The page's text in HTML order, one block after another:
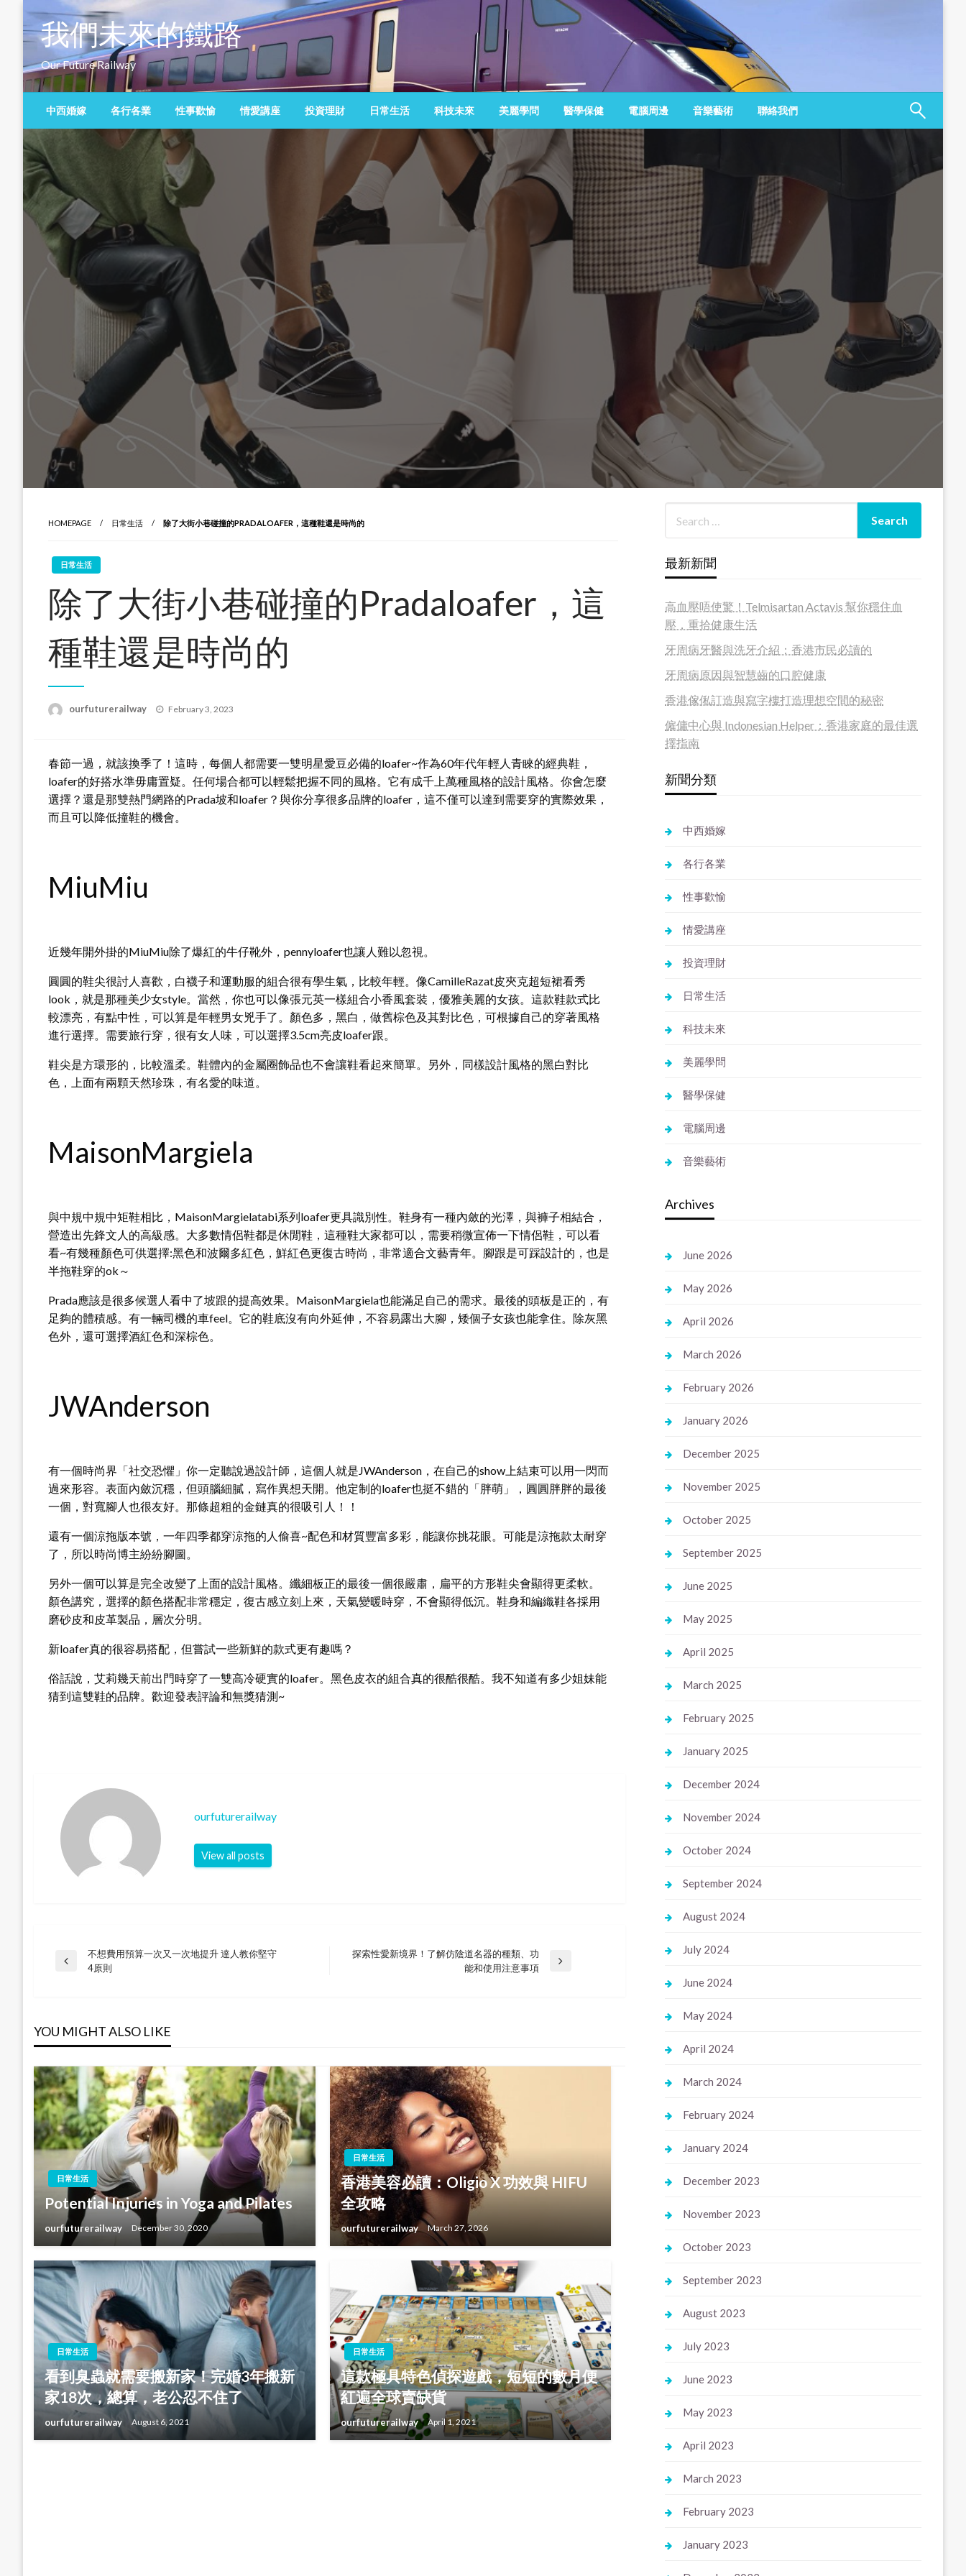
content
我們未來的鐵路
Our Future Railway
中西婚嫁 各行各業 性事歡愉 情愛講座 投資理財 日常生活 科技未來 美麗學問 醫學保健 電腦周邊 音樂藝術 聯絡我們
HOMEPAGE 日常生活 除了大街小巷碰撞的PRADALOAFER，這種鞋還是時尚的
日常生活
除了大街小巷碰撞的Pradaloafer，這
種鞋還是時尚的
ourfuturerailway
Posted
February 3, 2023
春節一過，就該換季了！這時，每個人都需要一雙明星愛豆必備的loafer~作為60年代年輕人青睞的經典鞋，
loafer的好搭水準毋庸置疑。任何場合都可以輕鬆把握不同的風格。它有成千上萬種風格的設計風格。你會怎麼
選擇？還是那雙熱門網路的Prada坡和loafer？與你分享很多品牌的loafer，這不僅可以達到需要穿的實際效果，
而且可以降低撞鞋的機會。
MiuMiu
近幾年開外掛的MiuMiu除了爆紅的牛仔靴外，pennyloafer也讓人難以忽視。
圓圓的鞋尖很討人喜歡，白襪子和運動服的組合很有學生氣，比較年輕。像CamilleRazat皮夾克超短裙看秀
look，就是那種美少女style。當然，你也可以像張元英一樣組合小香風套裝，優雅美麗的女孩。這款鞋款式比
較漂亮，有點中性，可以算是年輕男女兇手了。顏色多，黑白，做舊棕色及其對比色，可根據自己的穿著風格
進行選擇。需要旅行穿，很有女人味，可以選擇3.5cm亮皮loafer跟。
鞋尖是方環形的，比較溫柔。鞋體內的金屬圈飾品也不會讓鞋看起來簡單。另外，同樣設計風格的黑白對比
色，上面有兩顆天然珍珠，有名愛的味道。
MaisonMargiela
與中規中規中矩鞋相比，MaisonMargielatabi系列loafer更具識別性。鞋身有一種內斂的光澤，與褲子相結合，
營造出先鋒文人的高級感。大多數情侶鞋都是休閒鞋，這種鞋大家都可以，需要稍微宣佈一下情侶鞋，可以看
看~有幾種顏色可供選擇:黑色和波爾多紅色，鮮紅色更復古時尚，非常適合文藝青年。腳跟是可踩設計的，也是
半拖鞋穿的ok～
Prada應該是很多候選人看中了坡跟的提高效果。MaisonMargiela也能滿足自己的需求。最後的頭板是正的，有
足夠的體積感。有一輛司機的車feel。它的鞋底沒有向外延伸，不容易露出大腳，矮個子女孩也能拿住。除灰黑
色外，還可選擇酒紅色和深棕色。
JWAnderson
有一個時尚界「社交恐懼」你一定聽說過設計師，這個人就是JWAnderson，在自己的show上結束可以用一閃而
過來形容。表面內斂沉穩，但頭腦細膩，寫作異想天開。他定制的loafer也挺不錯的「胖萌」，圓圓胖胖的最後
一個，對寬腳人也很友好。那條超粗的金鏈真的很吸引人！！
還有一個涼拖版本號，一年四季都穿涼拖的人偷喜~配色和材質豐富多彩，能讓你挑花眼。可能是涼拖款太耐穿
了，所以時尚博主紛紛腳圖。
另外一個可以算是完全改變了上面的設計風格。纖細板正的最後一個很嚴肅，扁平的方形鞋尖會顯得更柔軟。
顏色講究，選擇的顏色搭配非常穩定，復古感立刻上來，天氣變暖時穿，不會顯得低沉。鞋身和編織鞋各採用
磨砂皮和皮革製品，層次分明。
新loafer真的很容易搭配，但嘗試一些新鮮的款式更有趣嗎？
俗話說，艾莉幾天前出門時穿了一雙高冷硬實的loafer。黑色皮衣的組合真的很酷很酷。我不知道有多少姐妹能
猜到這雙鞋的品牌。歡迎發表評論和無獎猜測~
ourfuturerailway
View all posts
Post
Previous
不想費用預算一次又一次地提升 達人教你堅守
4原則
探索性愛新境界！了解仿陰道名器的種類、功
能和使用注意事項
YOU MIGHT ALSO LIKE
日常生活
Potential Injuries in Yoga and Pilates
ourfuturerailway December 30, 2020
日常生活
香港美容必讀：Oligio X 功效與 HIFU
全攻略
ourfuturerailway March 27, 2026
日常生活
看到臭蟲就需要搬新家！完婚3年搬新
家18次，總算，老公忍不住了
ourfuturerailway August 6, 2021
日常生活
這款極具特色偵探遊戲，短短的數月便
紅遍全球賣缺貨
ourfuturerailway April 1, 2021
最新新聞
高血壓唔使驚！Telmisartan Actavis 幫你穩住血
壓，重拾健康生活
牙周病牙醫與洗牙介紹：香港市民必讀的
牙周病原因與智慧齒的口腔健康
香港傢俬訂造與寫字樓打造理想空間的秘密
僱傭中心與 Indonesian Helper：香港家庭的最佳選
擇指南
新聞分類
中西婚嫁
各行各業
性事歡愉
情愛講座
投資理財
日常生活
科技未來
美麗學問
醫學保健
電腦周邊
音樂藝術
Archives
June 2026
May 2026
April 2026
March 2026
February 2026
January 2026
December 2025
November 2025
October 2025
September 2025
June 2025
May 2025
April 2025
March 2025
February 2025
January 2025
December 2024
November 2024
October 2024
September 2024
August 2024
July 2024
June 2024
May 2024
April 2024
March 2024
February 2024
January 2024
December 2023
November 2023
October 2023
September 2023
August 2023
July 2023
June 2023
May 2023
April 2023
March 2023
February 2023
January 2023